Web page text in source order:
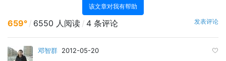
该文章对我有帮助
659° / 6550 人阅读 / 4 条评论 发表评论
邓智群 2012-05-20